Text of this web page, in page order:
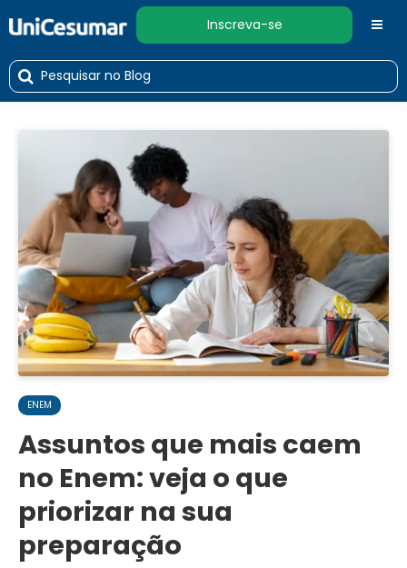
Inscreva-se
ENEM
Assuntos que mais caem
no Enem: veja o que
priorizar na sua
preparação